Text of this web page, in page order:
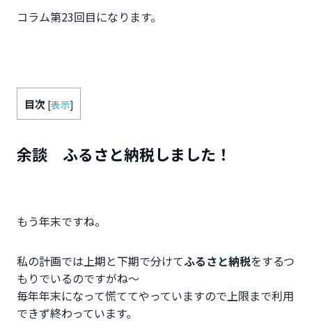
コラム第23回目になります。
目次 [表示]
余談 ふるさと納税しました！
もう年末ですね。
私の計画では上期と下期で分けてふるさと納税をするつ
もりでいるのですがね～
毎年年末になって慌ててやっていますので上限まで利用
できず終わっています。